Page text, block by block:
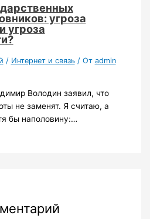
угроза
угроза
/ Интернет и связь/ От admin
Володин заявил, что
не заменят. Я считаю, а
бы наполовину:…